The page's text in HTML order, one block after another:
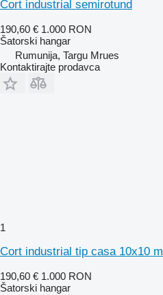
Cort industrial semirotund
190,60 € 1.000 RON
Šatorski hangar
Rumunija, Targu Mrues
Kontaktirajte prodavca
1
Cort industrial tip casa 10x10 m
190,60 € 1.000 RON
Šatorski hangar